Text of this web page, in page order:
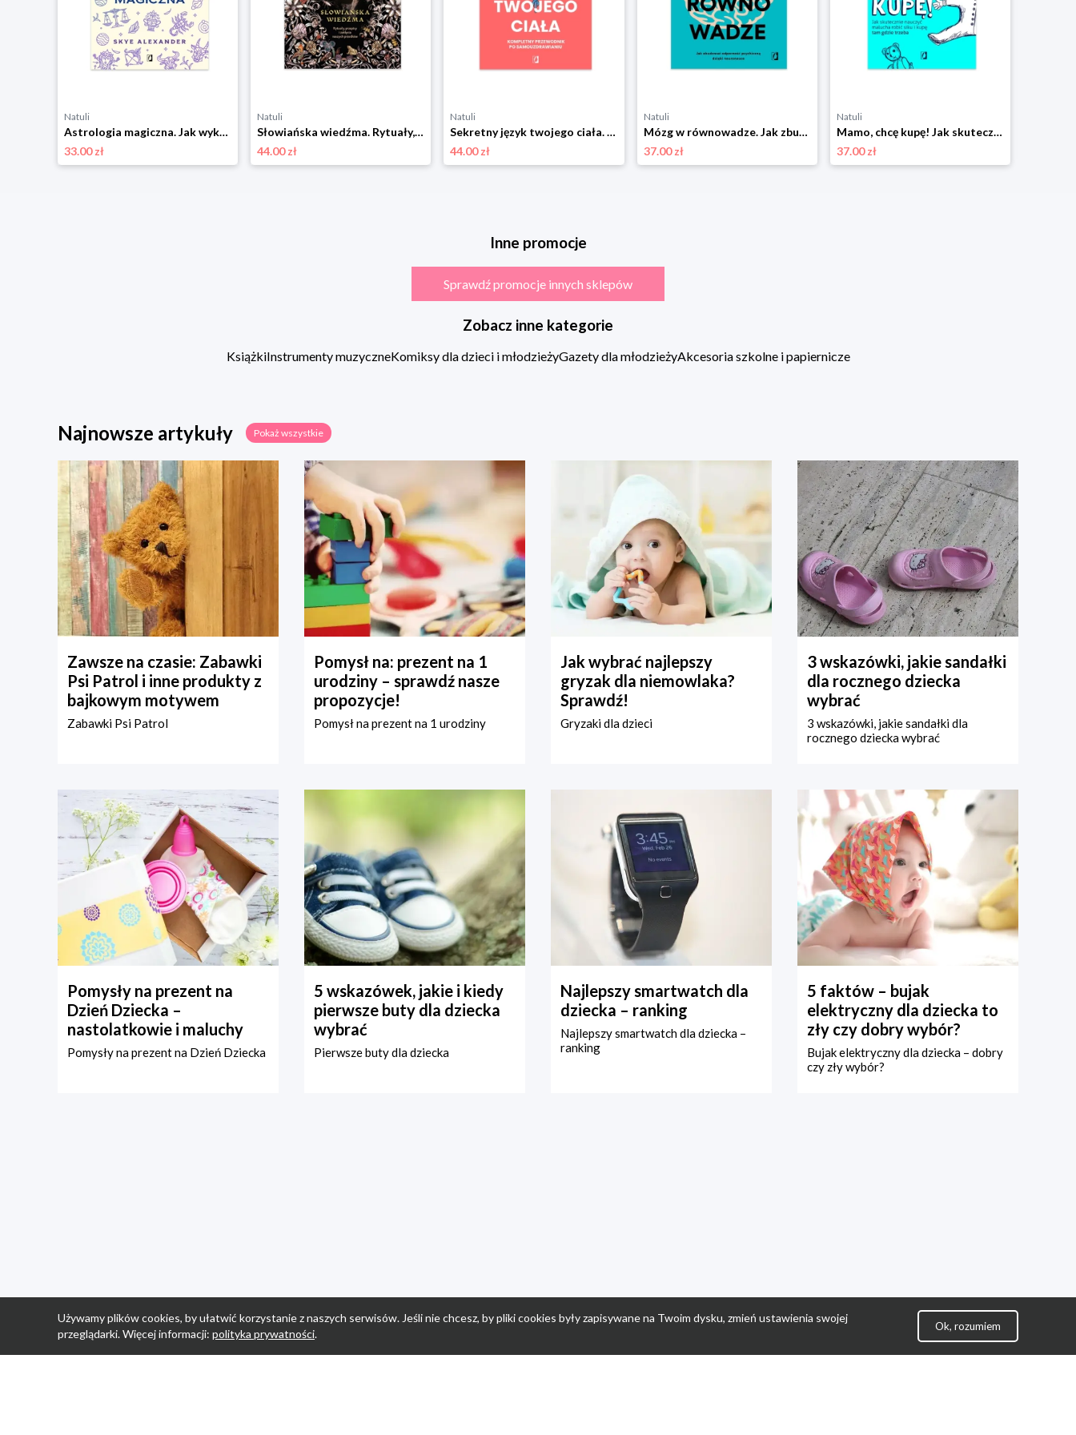
Natuli
Astrologia magiczna. Jak wykorzystać energię planet, gwiazd i Księżyca, aby wzmocnić skuteczność rytuałów i zaklęć Wydawnictwo kobiece
33.00 zł
Natuli
Słowiańska wiedźma. Rytuały, przepisy i zaklęcia naszych przodków Wydawnictwo kobiece
44.00 zł
Natuli
Sekretny język twojego ciała. Kompletny przewodnik po samouzdrawianiu Wydawnictwo kobiece
44.00 zł
Natuli
Mózg w równowadze. Jak zbudować odporność psychiczną dzięki neuronauce Wydawnictwo kobiece
37.00 zł
Natuli
Mamo, chcę kupę! Jak skutecznie nauczyć malucha robić siku i kupę tam gdzie trzeba Wydawnictwo kobiece
37.00 zł
Inne promocje
Sprawdź promocje innych sklepów
Zobacz inne kategorie
KsiążkiInstrumenty muzyczneKomiksy dla dzieci i młodzieżyGazety dla młodzieżyAkcesoria szkolne i papiernicze
Najnowsze artykuły Pokaż wszystkie
Zawsze na czasie: Zabawki
Psi Patrol i inne produkty z
bajkowym motywem
Zabawki Psi Patrol
Pomysł na: prezent na 1
urodziny – sprawdź nasze
propozycje!
Pomysł na prezent na 1 urodziny
Jak wybrać najlepszy
gryzak dla niemowlaka?
Sprawdź!
Gryzaki dla dzieci
3 wskazówki, jakie sandałki
dla rocznego dziecka
wybrać
3 wskazówki, jakie sandałki dla
rocznego dziecka wybrać
Pomysły na prezent na
Dzień Dziecka –
nastolatkowie i maluchy
Pomysły na prezent na Dzień Dziecka
5 wskazówek, jakie i kiedy
pierwsze buty dla dziecka
wybrać
Pierwsze buty dla dziecka
Najlepszy smartwatch dla
dziecka – ranking
Najlepszy smartwatch dla dziecka –
ranking
5 faktów – bujak
elektryczny dla dziecka to
zły czy dobry wybór?
Bujak elektryczny dla dziecka – dobry
czy zły wybór?
Używamy plików cookies, by ułatwić korzystanie z naszych serwisów. Jeśli nie chcesz, by pliki cookies były zapisywane na Twoim dysku, zmień ustawienia swojej
przeglądarki. Więcej informacji: polityka prywatności.
Ok, rozumiem